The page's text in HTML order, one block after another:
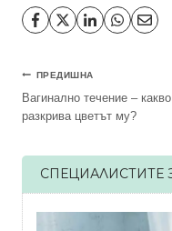
Навигация
ПРЕДИШНА
Вагинално течение – какво
разкрива цветът му?
СПЕЦИАЛИСТИТЕ